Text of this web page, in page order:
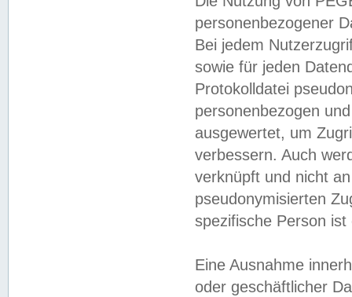
personenbezogener
Bei jedem
sowie für jeden
Protokolldatei
personenbezogen
ausgewertet, um
verbessern. Auch
verknüpft und nicht
pseudonymisierten
spezifische Person
Eine Ausnahme
oder geschäftlicher